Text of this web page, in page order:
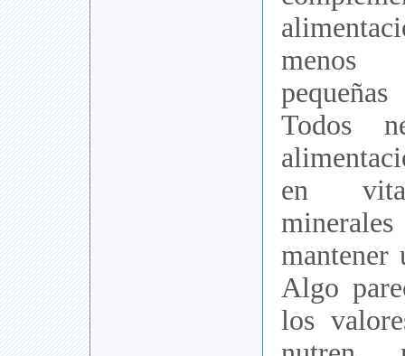
menos
Todos
en
mantener
Algo
los